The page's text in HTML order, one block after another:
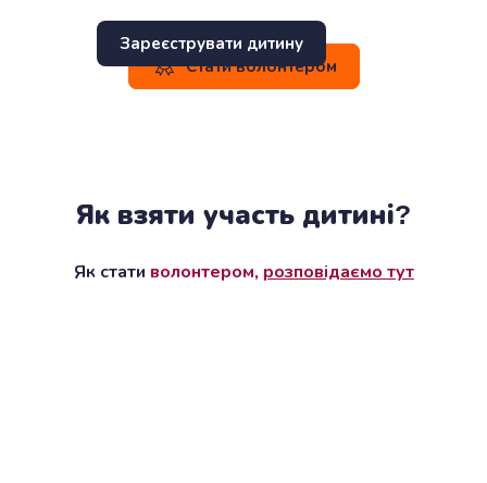
Стати волонтером
Зареєструвати дитину
Як взяти участь дитині?
Як стати волонтером, розповідаємо тут